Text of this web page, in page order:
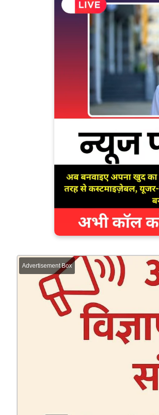
Advertisement Box